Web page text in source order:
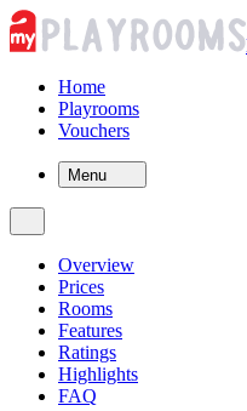
Home
Playrooms
Vouchers
Menu
Overview
Prices
Rooms
Features
Ratings
Highlights
FAQ